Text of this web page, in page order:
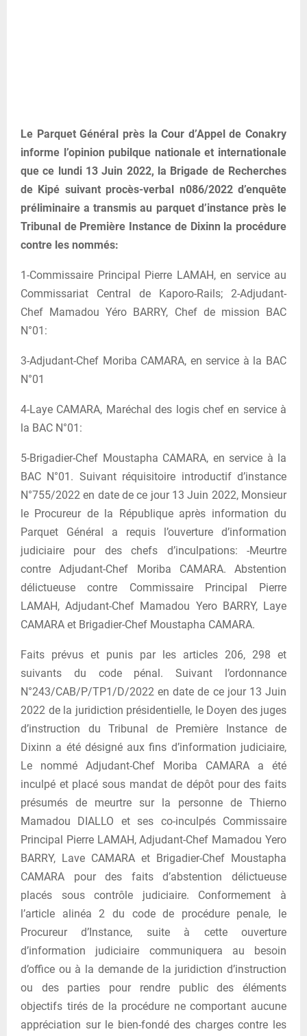
Le Parquet Général près la Cour d’Appel de Conakry
informe l’opinion pubilque nationale et internationale
que ce lundi 13 Juin 2022, la Brigade de Recherches
de Kipé suivant procès-verbal n086/2022 d’enquête
préliminaire a transmis au parquet d’instance près le
Tribunal de Première Instance de Dixinn la procédure
contre les nommés:
1-Commissaire Principal Pierre LAMAH, en service au
Commissariat Central de Kaporo-Rails; 2-Adjudant-
Chef Mamadou Yéro BARRY, Chef de mission BAC
N°01:
3-Adjudant-Chef Moriba CAMARA, en service à la BAC
N°01
4-Laye CAMARA, Maréchal des logis chef en service à
la BAC N°01:
5-Brigadier-Chef Moustapha CAMARA, en service à la
BAC N°01. Suivant réquisitoire introductif d’instance
N°755/2022 en date de ce jour 13 Juin 2022, Monsieur
le Procureur de la République après information du
Parquet Général a requis l’ouverture d’information
judiciaire pour des chefs d’inculpations: -Meurtre
contre Adjudant-Chef Moriba CAMARA. Abstention
délictueuse contre Commissaire Principal Pierre
LAMAH, Adjudant-Chef Mamadou Yero BARRY, Laye
CAMARA et Brigadier-Chef Moustapha CAMARA.
Faits prévus et punis par les articles 206, 298 et
suivants du code pénal. Suivant l’ordonnance
N°243/CAB/P/TP1/D/2022 en date de ce jour 13 Juin
2022 de la juridiction présidentielle, le Doyen des juges
d’instruction du Tribunal de Première Instance de
Dixinn a été désigné aux fins d’information judiciaire,
Le nommé Adjudant-Chef Moriba CAMARA a été
inculpé et placé sous mandat de dépôt pour des faits
présumés de meurtre sur la personne de Thierno
Mamadou DIALLO et ses co-inculpés Commissaire
Principal Pierre LAMAH, Adjudant-Chef Mamadou Yero
BARRY, Lave CAMARA et Brigadier-Chef Moustapha
CAMARA pour des faits d’abstention délictueuse
placés sous contrôle judiciaire. Conformement à
l’article alinéa 2 du code de procédure penale, le
Procureur d’Instance, suite à cette ouverture
d’information judiciaire communiquera au besoin
d’office ou à la demande de la juridiction d’instruction
ou des parties pour rendre public des éléments
objectifs tirés de la procédure ne comportant aucune
appréciation sur le bien-fondé des charges contre les